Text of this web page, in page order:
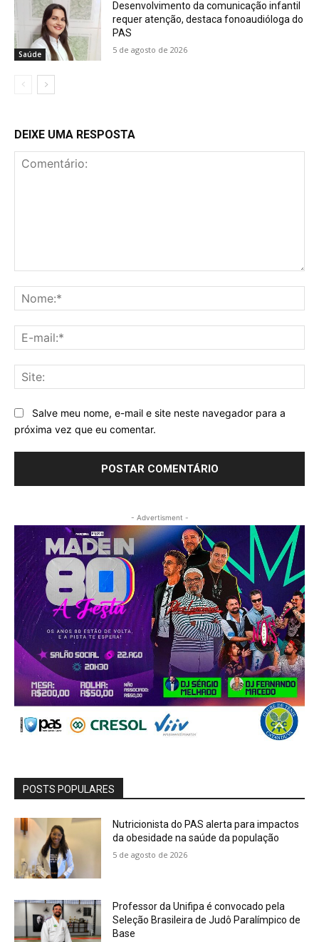
Saúde
Desenvolvimento da comunicação infantil
requer atenção, destaca fonoaudióloga do
PAS
5 de agosto de 2026
DEIXE UMA RESPOSTA
Salve meu nome, e-mail e site neste navegador para a
próxima vez que eu comentar.
- Advertisment -
POSTS POPULARES
Nutricionista do PAS alerta para impactos
da obesidade na saúde da população
5 de agosto de 2026
Professor da Unifipa é convocado pela
Seleção Brasileira de Judô Paralímpico de
Base